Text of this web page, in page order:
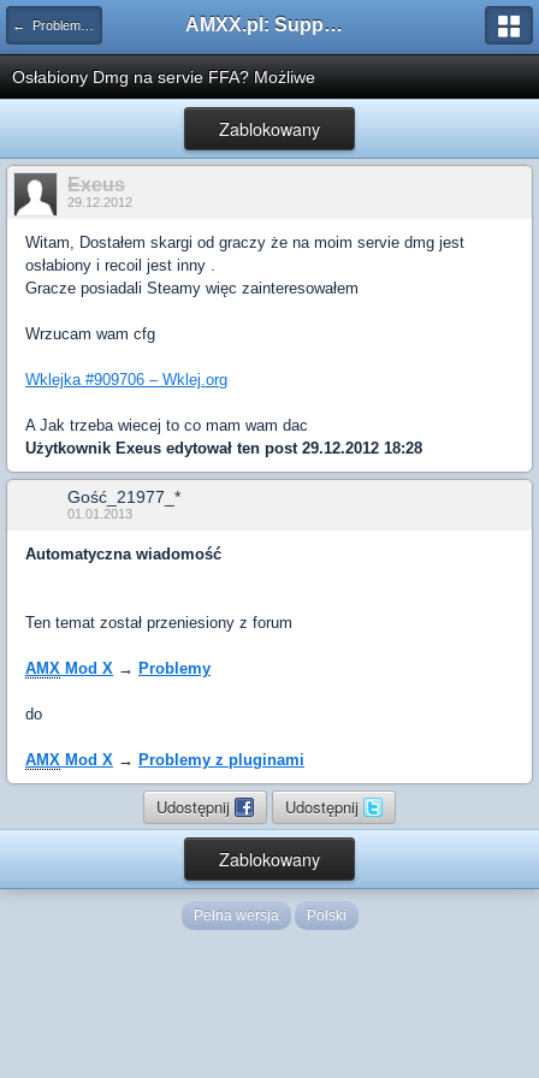
← Problemy z pluginami AMXX.pl: Support AMX Mod X i SourceMod
Osłabiony Dmg na servie FFA? Możliwe
Zablokowany
Exeus
29.12.2012
Witam, Dostałem skargi od graczy że na moim servie dmg jest
osłabiony i recoil jest inny .
Gracze posiadali Steamy więc zainteresowałem
Wrzucam wam cfg
Wklejka #909706 – Wklej.org
A Jak trzeba wiecej to co mam wam dac
Użytkownik Exeus edytował ten post 29.12.2012 18:28
Gość_21977_*
01.01.2013
Automatyczna wiadomość
Ten temat został przeniesiony z forum
AMX Mod X → Problemy
do
AMX Mod X → Problemy z pluginami
Udostępnij Udostępnij
Zablokowany
Pełna wersja Polski